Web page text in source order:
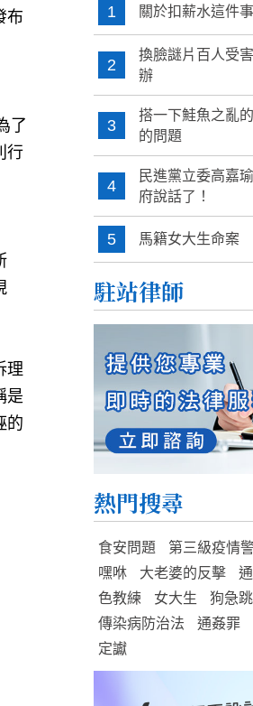
布
了
行
理
是
的
1 關於扣薪水這件
2
換臉謎片百人受
辦
3
搭一下鮭魚之亂
的問題
4
民進黨立委高嘉
府說話了！
5 馬籍女大生命案
駐站律師
熱門搜尋
食安問題 第三級疫情
嘿咻
大老婆的反擊
色教練
女大生 狗急
傳染病防治法
通姦罪
定讞